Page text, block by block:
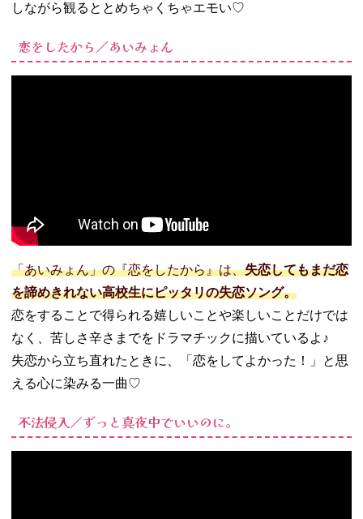
しながら観るととめちゃくちゃエモい♡
恋をしたから／あいみょん
「あいみょん」の『恋をしたから』は、失恋してもまだ恋
を諦めきれない高校生にピッタリの失恋ソング。
恋をすることで得られる嬉しいことや楽しいことだけでは
なく、苦しさ辛さまでをドラマチックに描いているよ♪
失恋から立ち直れたときに、「恋をしてよかった！」と思
える心に染みる一曲♡
不法侵入／ずっと真夜中でいいのに。